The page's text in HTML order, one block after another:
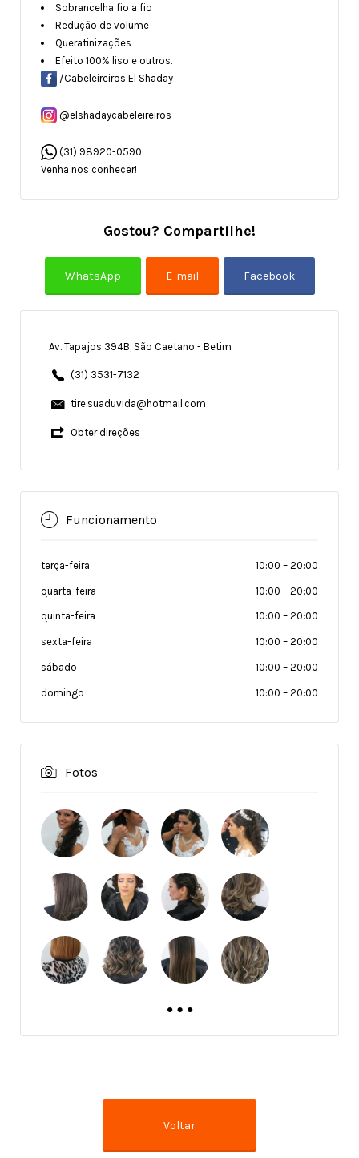
Sobrancelha fio a fio
Redução de volume
Queratinizações
Efeito 100% liso e outros.
/Cabeleireiros El Shaday
@elshadaycabeleireiros
(31) 98920-0590
Venha nos conhecer!
Gostou? Compartilhe!
Av. Tapajos 394B, São Caetano - Betim
(31) 3531-7132
tire.suaduvida@hotmail.com
Obter direções
Funcionamento
terça-feira 10:00 – 20:00
quarta-feira 10:00 – 20:00
quinta-feira 10:00 – 20:00
sexta-feira 10:00 – 20:00
sábado 10:00 – 20:00
domingo 10:00 – 20:00
Fotos